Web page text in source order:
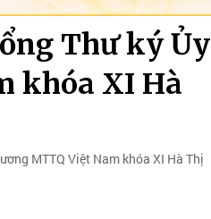
Thư ký Ủy
khóa XI Hà
MTTQ Việt Nam khóa XI Hà Thị